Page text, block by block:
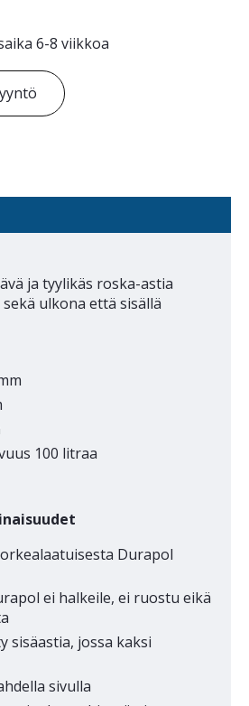
6-8 viikkoa
ja tyylikäs roska-astia
ulkona että sisällä
100 litraa
Durapol
ei halkeile, ei ruostu eikä
sisäastia, jossa kaksi
sivulla